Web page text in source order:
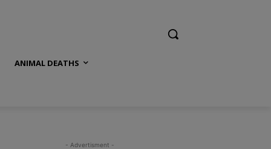
ANIMAL DEATHS
- Advertisment -